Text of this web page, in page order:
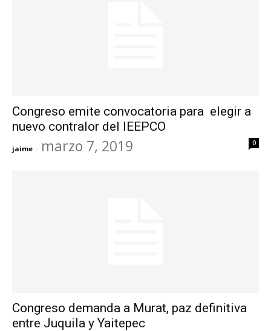
Congreso emite convocatoria para elegir a
nuevo contralor del IEEPCO
jaime - marzo 7, 2019 0
Congreso demanda a Murat, paz definitiva
entre Juquila y Yaitepec